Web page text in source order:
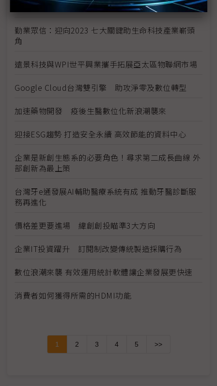
扶田資本攜手FoodTech新創共同推動餐飲革命
勤業眾信：迎向2023 七大關鍵助生命科技產業嶄頭
角
遠景科技與WPI世平興業攜手拓展亞太區物聯網市場
Google Cloud台灣雙引擎 助攻淨零及數位轉型
加速藥物開發 疫後生醫數位化新浪潮襲來
迎接ESG趨勢 打造安全永續 高效節能的資料中心
企業是新創生態系的必要角色！尋求第二成長曲線 外
部創新為最上策
台灣牙e通發展AI輔助醫療系統有成 推動牙醫診斷服
務再進化
價格差更要進場 緯創創投瞄準3大方向
企業IT投資躍升 訂閱制改變傳統製造採購行為
數位浪潮來襲 有效運用統計軟體讓企業發展更快速
消費者如何獲得所需的HDMI功能
1 2 3 4 5 >>